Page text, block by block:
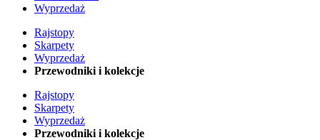
Wyprzedaż
Rajstopy
Skarpety
Wyprzedaż
Przewodniki i kolekcje
Rajstopy
Skarpety
Wyprzedaż
Przewodniki i kolekcje